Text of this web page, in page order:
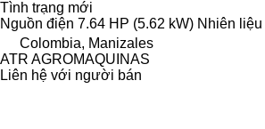
Tình trạng mới
Nguồn điện 7.64 HP (5.62 kW) Nhiên liệu
Colombia, Manizales
ATR AGROMAQUINAS
Liên hệ với người bán